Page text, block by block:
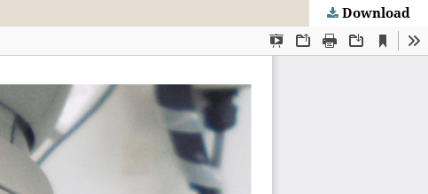
Download